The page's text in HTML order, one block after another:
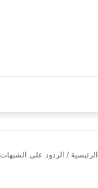
الرئيسية / الردود على الشبهات